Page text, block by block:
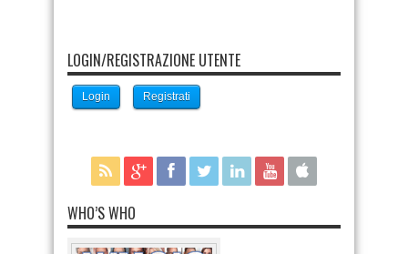
LOGIN/REGISTRAZIONE UTENTE
Login Registrati
WHO’S WHO